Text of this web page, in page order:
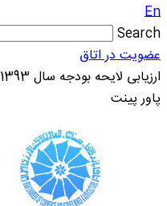
En
Search
عضویت در اتاق
پاور پینت